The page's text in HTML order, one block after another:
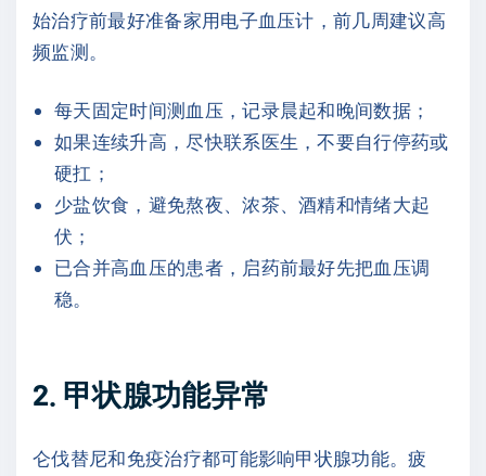
始治疗前最好准备家用电子血压计，前几周建议高
频监测。
每天固定时间测血压，记录晨起和晚间数据；
如果连续升高，尽快联系医生，不要自行停药或
硬扛；
少盐饮食，避免熬夜、浓茶、酒精和情绪大起
伏；
已合并高血压的患者，启药前最好先把血压调
稳。
2. 甲状腺功能异常
仑伐替尼和免疫治疗都可能影响甲状腺功能。疲